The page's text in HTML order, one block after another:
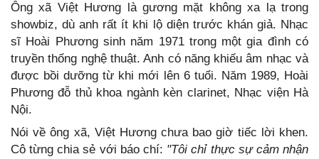
Ông xã Việt Hương là gương mặt không xa lạ trong
showbiz, dù anh rất ít khi lộ diện trước khán giả. Nhạc
sĩ Hoài Phương sinh năm 1971 trong một gia đình có
truyền thống nghệ thuật. Anh có năng khiếu âm nhạc và
được bồi dưỡng từ khi mới lên 6 tuổi. Năm 1989, Hoài
Phương đỗ thủ khoa ngành kèn clarinet, Nhạc viện Hà
Nội.
Nói về ông xã, Việt Hương chưa bao giờ tiếc lời khen.
Cô từng chia sẻ với báo chí: "Tôi chỉ thực sự cảm nhận